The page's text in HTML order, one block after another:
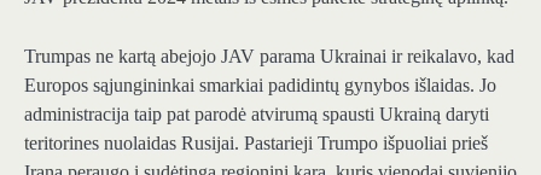
Trumpas ne kartą abejojo ​​JAV parama Ukrainai ir reikalavo, kad
Europos sąjungininkai smarkiai padidintų gynybos išlaidas. Jo
administracija taip pat parodė atvirumą spausti Ukrainą daryti
teritorines nuolaidas Rusijai. Pastarieji Trumpo išpuoliai prieš